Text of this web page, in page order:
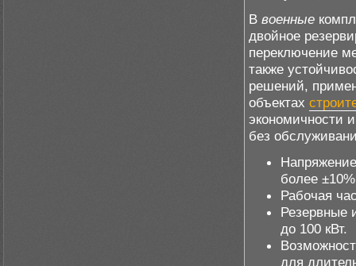
В военные
двойное
переключение
также
решений,
объектах
экономичности
без
более
Рабочая
Резервные
до 100 кВт.
для